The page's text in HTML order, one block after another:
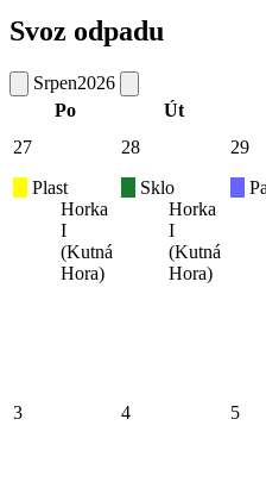
Svoz odpadu
Srpen2026
Po
Út
27
Plast
Horka
I
(Kutná
Hora)
28
Sklo
Horka
I
(Kutná
Hora)
29
3 4 5